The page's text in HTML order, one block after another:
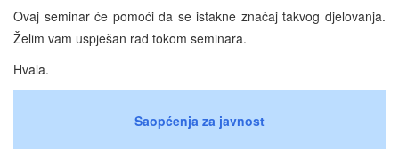
Ovaj seminar će pomoći da se istakne značaj takvog djelovanja.
Želim vam uspješan rad tokom seminara.
Hvala.
Saopćenja za javnost